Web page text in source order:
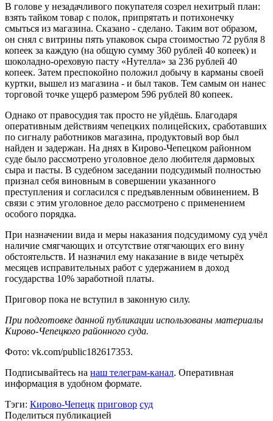
В голове у незадачливого покупателя созрел нехитрый план:
взять тайком товар с полок, припрятать и потихонечку
смыться из магазина. Сказано - сделано. Таким вот образом,
он снял с витрины пять упаковок сыра стоимостью 72 рубля 8
копеек за каждую (на общую сумму 360 рублей 40 копеек) и
шоколадно-ореховую пасту «Нутелла» за 236 рублей 40
копеек. Затем преспокойно положил добычу в карманы своей
куртки, вышел из магазина - и был таков. Тем самым он нанес
торговой точке ущерб размером 596 рублей 80 копеек.
Однако от правосудия так просто не уйдёшь. Благодаря
оперативным действиям чепецких полицейских, сработавших
по сигналу работников магазина, продуктовый вор был
найден и задержан. На днях в Кирово-Чепецком районном
суде было рассмотрено уголовное дело любителя дармовых
сыра и пасты. В судебном заседании подсудимый полностью
признал себя виновным в совершении указанного
преступления и согласился с предъявленным обвинением. В
связи с этим уголовное дело рассмотрено с применением
особого порядка.
При назначении вида и меры наказания подсудимому суд учёл
наличие смягчающих и отсутствие отягчающих его вину
обстоятельств. И назначил ему наказание в виде четырёх
месяцев исправительных работ с удержанием в доход
государства 10% заработной платы.
Приговор пока не вступил в законную силу.
При подготовке данной публикации использованы материалы
Кирово-Чепецкого районного суда.
Фото: vk.com/public182617353.
Подписывайтесь на наш телеграм-канал. Оперативная
информация в удобном формате.
Тэги: Кирово-Чепецк приговор суд
Поделиться публикацией